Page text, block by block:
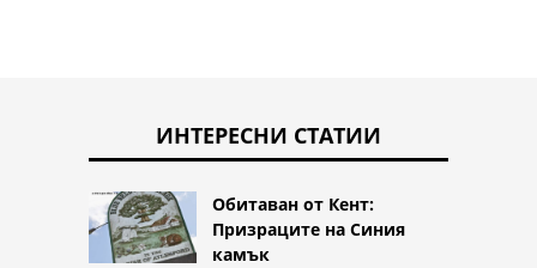
ИНТЕРЕСНИ СТАТИИ
Обитаван от Кент:
Призраците на Синия
камък